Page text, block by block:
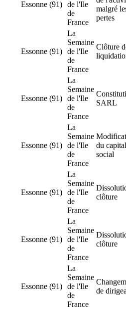
Essonne (91) de l'Ile
de
France
malgré
pertes
Essonne (91)
La
Semaine
de l'Ile
de
France
Clôture
Essonne (91)
La
Semaine
de l'Ile
de
France
SARL
Essonne (91)
La
Semaine
de l'Ile
de
France
du capital
social
Essonne (91)
La
Semaine
de l'Ile
de
France
clôture
Essonne (91)
La
Semaine
de l'Ile
de
France
clôture
Essonne (91)
La
Semaine
de l'Ile
de
France
de